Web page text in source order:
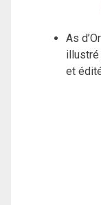
As
illustré
et